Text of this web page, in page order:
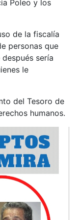
Poleo y los
de la fiscalía
personas que
sería
le
del Tesoro de
humanos.